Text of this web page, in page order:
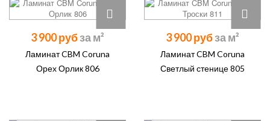
3 900 руб
Ламинат CBM Coruna
Орех Орлик 806
3 900 руб
Ламинат CBM Coruna
Светлый стенице 805